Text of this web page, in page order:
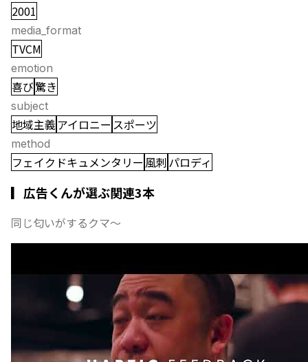
2001
media_format
TVCM
emotion
喜び驚き
subject
地域主義アイロニー スポーツ
method
フェイクドキュメンタリー 風刺パロディ
▎広告くんが選ぶ関連3本
同じ匂いがするクマ〜